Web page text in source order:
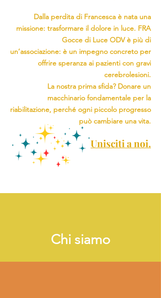
Dalla perdita di Francesca è nata una
missione: trasformare il dolore in luce. FRA
Gocce di Luce ODV è più di
un’associazione: è un impegno concreto per
offrire speranza ai pazienti con gravi
cerebrolesioni.
La nostra prima sfida? Donare un
macchinario fondamentale per la
riabilitazione, perché ogni piccolo progresso
può cambiare una vita.
Unisciti a noi.
Chi siamo